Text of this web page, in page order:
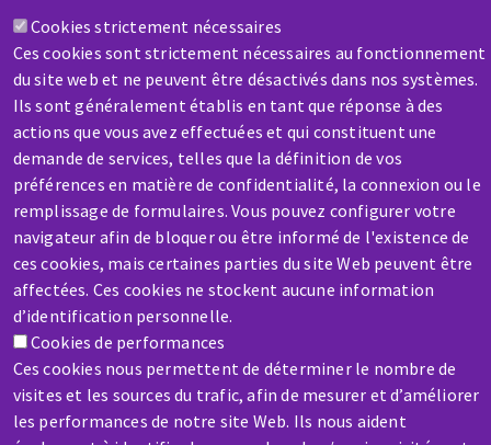
Cookies strictement nécessaires
Ces cookies sont strictement nécessaires au fonctionnement
du site web et ne peuvent être désactivés dans nos systèmes.
Ils sont généralement établis en tant que réponse à des
actions que vous avez effectuées et qui constituent une
demande de services, telles que la définition de vos
préférences en matière de confidentialité, la connexion ou le
remplissage de formulaires. Vous pouvez configurer votre
navigateur afin de bloquer ou être informé de l'existence de
ces cookies, mais certaines parties du site Web peuvent être
affectées. Ces cookies ne stockent aucune information
d’identification personnelle.
Cookies de performances
Ces cookies nous permettent de déterminer le nombre de
visites et les sources du trafic, afin de mesurer et d’améliorer
les performances de notre site Web. Ils nous aident
Une machine cassée ? En panne ?
Contactez-nous
Aller
au
contenu